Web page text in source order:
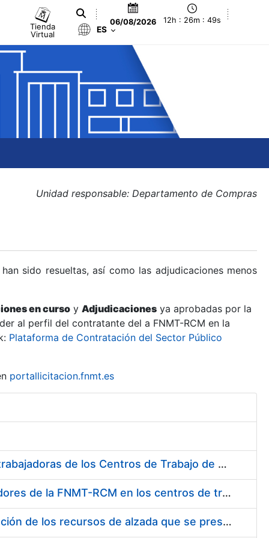
Tienda
Virtual
06/08/2026 12h : 26m : 49s
ES
Unidad responsable: Departamento de Compras
sido resueltas, así como las adjudicaciones menos
en curso y Adjudicaciones ya aprobadas por la
al perfil del contratante del a FNMT-RCM en la
Plataforma de Contratación del Sector Público
portallicitacion.fnmt.es
Suministro de Protectores Auditivos a medida para las personas trabajadoras de los Centros de Trabajo de Madrid y Burgos
Suministro de gafas graduadas antiproyecciones para los trabajadores de la FNMT-RCM en los centros de trabajo de Madrid y Burgos
Servicios de una empresa externa para el asesoramiento y resolución de los recursos de alzada que se presentan relacionados con procesos de selección para la FNMT-RCM